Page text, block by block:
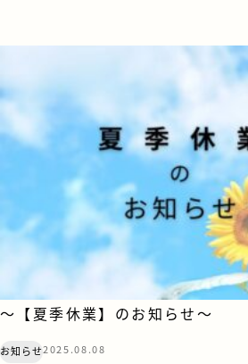
～【夏季休業】のお知らせ～
お知らせ2025.08.08